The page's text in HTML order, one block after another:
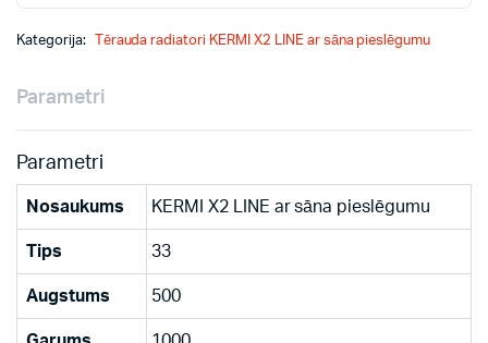
Kategorija: Tērauda radiatori KERMI X2 LINE ar sāna pieslēgumu
Parametri
Parametri
Nosaukums KERMI X2 LINE ar sāna pieslēgumu
Tips 33
Augstums 500